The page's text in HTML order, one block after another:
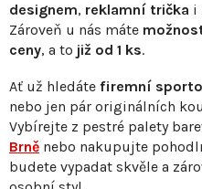
designem, reklamní trička i
Zároveň u nás máte
ceny, a to již od 1 ks.
Ať už hledáte firemní
nebo jen pár originálních
Vybírejte z pestré palety
Brně nebo nakupujte
budete vypadat skvěle a